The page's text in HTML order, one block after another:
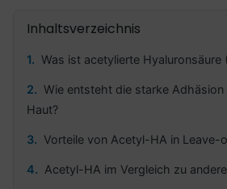
Inhaltsverzeichnis
Was ist acetylierte Hyaluronsäure
Wie entsteht die starke
Haut?
Vorteile von Acetyl-HA in Leave-
Acetyl-HA im Vergleich zu